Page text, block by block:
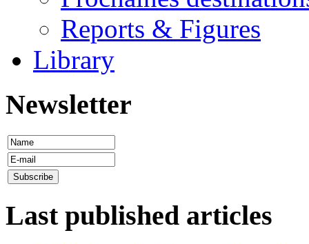
Reports & Figures
Library
Newsletter
Last published articles